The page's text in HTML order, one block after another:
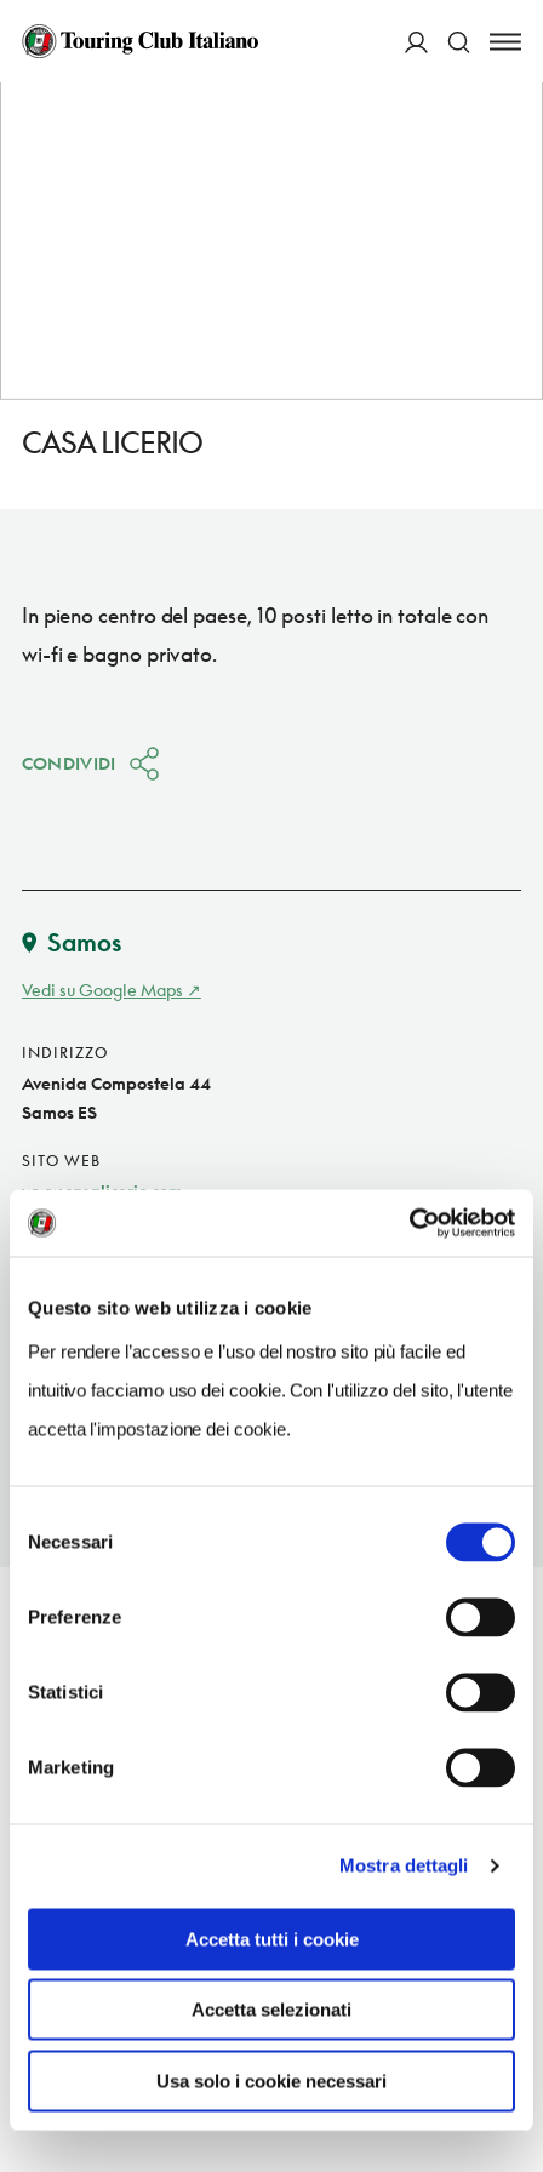
Questo sito web utilizza i cookie
Per rendere l’accesso e l’uso del nostro sito più facile ed
intuitivo facciamo uso dei cookie. Con l'utilizzo del sito, l'utente
accetta l'impostazione dei cookie.
delNecessari
Preferenze
Statistici
Marketing
Mostra dettagli
Accetta tutti i cookie
Accetta selezionati
Usa solo i cookie necessari
HOME
CASA LICERIO
In pieno centro del paese, 10 posti letto in totale con
wi-fi e bagno privato.
CONDIVIDI
Samos
Vedi su Google Maps
INDIRIZZO
Avenida Compostela 44
Samos ES
SITO WEB
www.casalicerio.com
INDIRIZZO EMAIL
TELEFONO
982546012
NUMERO CAMERE
4